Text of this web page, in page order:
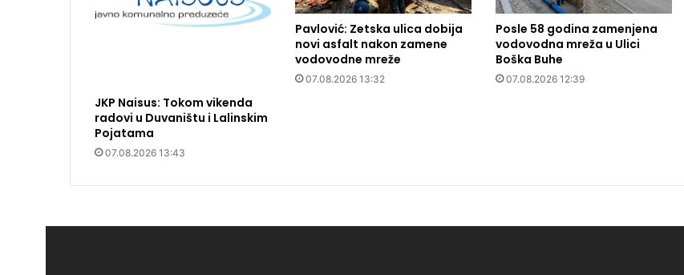
JKP Naisus: Tokom vikenda
radovi u Duvaništu i Lalinskim
Pojatama
07.08.2026 13:43
Pavlović: Zetska ulica dobija
novi asfalt nakon zamene
vodovodne mreže
07.08.2026 13:32
Posle 58 godina zamenjena
vodovodna mreža u Ulici
Boška Buhe
07.08.2026 12:39